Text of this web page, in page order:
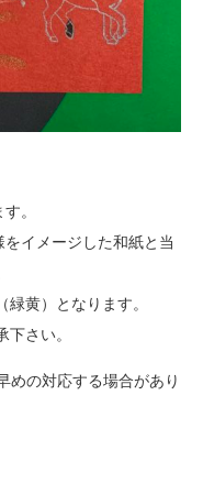
。
イメージした和紙と当
黄）となります。
さい。
の対応する場合があり